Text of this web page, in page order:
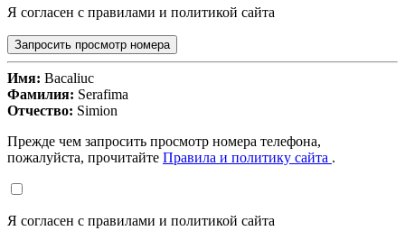
Я согласен с правилами и политикой сайта
Запросить просмотр номера
Имя: Bacaliuc
Фамилия: Serafima
Отчество: Simion
Прежде чем запросить просмотр номера телефона,
пожалуйста, прочитайте Правила и политику сайта .
Я согласен с правилами и политикой сайта